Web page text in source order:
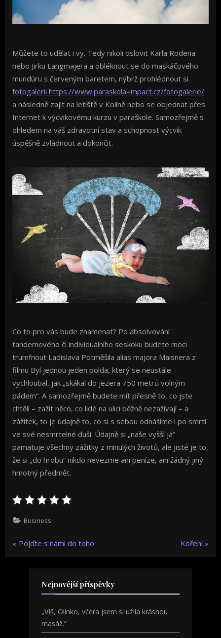
Můžete to udělat i vy. Tedy nikoli oslovit Karla Rodena
nebo Jirku Langmajera a obléknout se do maskáčového
mundúru s červeným baretem, nýbrž prohlédnout si
fotogalerii https://www.paraskola-impact.cz/fotogalerie/
a následně zajít na letiště v Kolíně nebo se objednat přes
Internet k výcvikovému kurzu v paraškole. Samozřejmě s
ohledem na váš zdravotní stav a schopnost výcvik
úspěšně zvládnout a dokončit.
Co to pro vás bude znamenat? Po absolvování
tandemového či individuálního seskoku budete moci
trumfnout Ladislava Potměšila alias majora Maisnera z
filmu Byl jednou jeden polda, který se neustále
vychloubal, jak „skákal do jezera 750 metrů volným
pádem“. A samozřejmě budete mít přesně to, co jste
chtěli – zažít něco, co lidé na ulici běžně nezažívají – a
zážitek, to je údajně to, co si s sebou odnášíme i po smrti
ve své nesmrtelné duši. Údajně si „naše vyšší já“
pamatuje všechny zážitky z minulých životů, ale jisté je to,
že si „do hrobu“ nikdo nevezme ani peníze, ani žádný jiný
hmotný předmět.
Business
Navigace
příspěvek
P
Pojďte s námi do toho
N
Koření
Nejnovější příspěvky
„Víš, Olinko, včera jsem si užila krásnou
masáž.“